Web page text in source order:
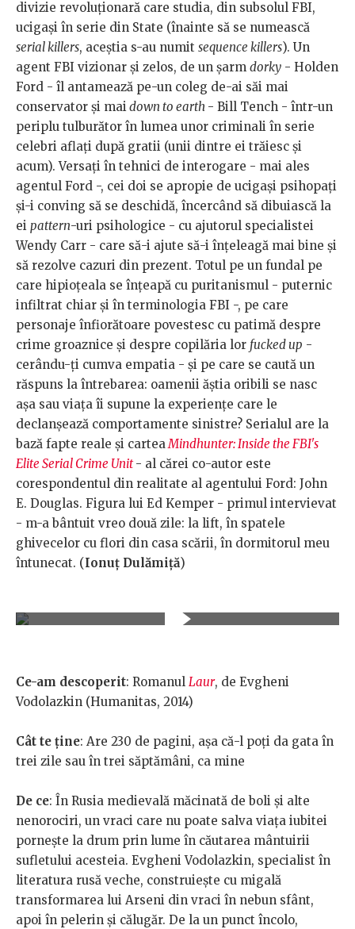
divizie revoluţionară care studia, din subsolul FBI,
ucigaşi în serie din State (înainte să se numească
serial killers, aceştia s-au numit sequence killers). Un
agent FBI vizionar şi zelos, de un şarm dorky - Holden
Ford - îl antamează pe-un coleg de-ai săi mai
conservator şi maidown to earth - Bill Tench - într-un
periplu tulburător în lumea unor criminali în serie
celebri aflaţi după gratii (unii dintre ei trăiesc şi
acum). Versaţi în tehnici de interogare - mai ales
agentul Ford -, cei doi se apropie de ucigaşi psihopaţi
şi-i conving să se deschidă, încercând să dibuiască la
ei pattern-uri psihologice - cu ajutorul specialistei
Wendy Carr - care să-i ajute să-i înţeleagă mai bine şi
să rezolve cazuri din prezent. Totul pe un fundal pe
care hipioţeala se înţeapă cu puritanismul - puternic
infiltrat chiar şi în terminologia FBI -, pe care
personaje înfiorătoare povestesc cu patimă despre
crime groaznice şi despre copilăria lor fucked up -
cerându-ţi cumva empatia - şi pe care se caută un
răspuns la întrebarea: oamenii ăştia oribili se nasc
aşa sau viaţa îi supune la experienţe care le
declanşează comportamente sinistre? Serialul are la
bază fapte reale şi carteaMindhunter: Inside the FBI's
Elite Serial Crime Unit - al cărei co-autor este
corespondentul din realitate al agentului Ford: John
E. Douglas. Figura lui Ed Kemper - primul intervievat
- m-a bântuit vreo două zile: la lift, în spatele
ghivecelor cu flori din casa scării, în dormitorul meu
întunecat. (Ionuț Dulămiță)
Ce-am descoperit: Romanul Laur, de Evgheni
Vodolazkin (Humanitas, 2014)
Cât te ţine: Are 230 de pagini, așa că-l poți da gata în
trei zile sau în trei săptămâni, ca mine
De ce: În Rusia medievală măcinată de boli și alte
nenorociri, un vraci care nu poate salva viața iubitei
pornește la drum prin lume în căutarea mântuirii
sufletului acesteia. Evgheni Vodolazkin, specialist în
literatura rusă veche, construiește cu migală
transformarea lui Arseni din vraci în nebun sfânt,
apoi în pelerin și călugăr. De la un punct încolo,